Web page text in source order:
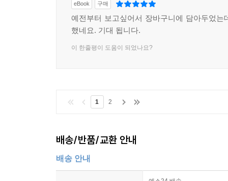
eBook 구매
예전부터 보고싶어서 장바구니에 담아두었는
했네요. 기대 됩니다.
이 한줄평이 도움이 되었나요?
1 2
배송/반품/교환 안내
배송 안내